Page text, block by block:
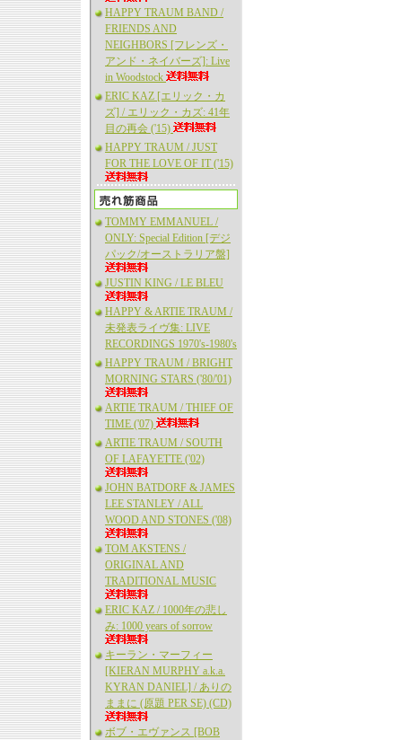
HAPPY TRAUM BAND /
FRIENDS AND
NEIGHBORS [フレンズ・
アンド・ネイバーズ]: Live
in Woodstock
ERIC KAZ [エリック・カ
ズ] / エリック・カズ: 41年
目の再会 ('15)
HAPPY TRAUM / JUST
FOR THE LOVE OF IT ('15)
TOMMY EMMANUEL /
ONLY: Special Edition [デジ
パック/オーストラリア盤]
JUSTIN KING / LE BLEU
HAPPY & ARTIE TRAUM /
未発表ライヴ集: LIVE
RECORDINGS 1970's-1980's
HAPPY TRAUM / BRIGHT
MORNING STARS ('80/'01)
ARTIE TRAUM / THIEF OF
TIME ('07)
ARTIE TRAUM / SOUTH
OF LAFAYETTE ('02)
JOHN BATDORF & JAMES
LEE STANLEY / ALL
WOOD AND STONES ('08)
TOM AKSTENS /
ORIGINAL AND
TRADITIONAL MUSIC
ERIC KAZ / 1000年の悲し
み: 1000 years of sorrow
キーラン・マーフィー
[KIERAN MURPHY a.k.a.
KYRAN DANIEL] / ありの
ままに (原題 PER SE) (CD)
ボブ・エヴァンス [BOB